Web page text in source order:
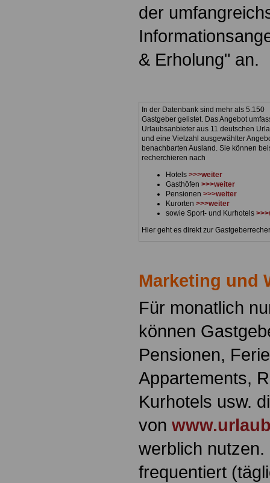
der
& Erholung" an.
In der Datenbank sind mehr als 5.150
Gastgeber gelistet. Das Angebot
Urlaubsanbieter aus 11 deutschen
und eine Vielzahl ausgewählter
benachbarten Ausland. Sie können
recherchieren nach
Hotels >>>weiter
Gasthöfen >>>weiter
Pensionen >>>weiter
Kurorten >>>weiter
sowie Sport- und Kurhotels
Hier geht es direkt zur
Marketing und
Für monatlich
können
Pensionen,
Appartements,
Kurhotels usw.
von
werblich
frequentiert